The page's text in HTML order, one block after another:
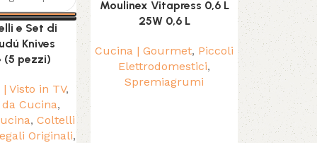
e Set di
Knives
(5 pezzi)
Visto in TV,
Cucina,
, Coltelli
Originali,
Moulinex Vitapress 0,6 L
25W 0,6 L
Cucina | Gourmet, Piccoli
Elettrodomestici,
Spremiagrumi
Cucina |